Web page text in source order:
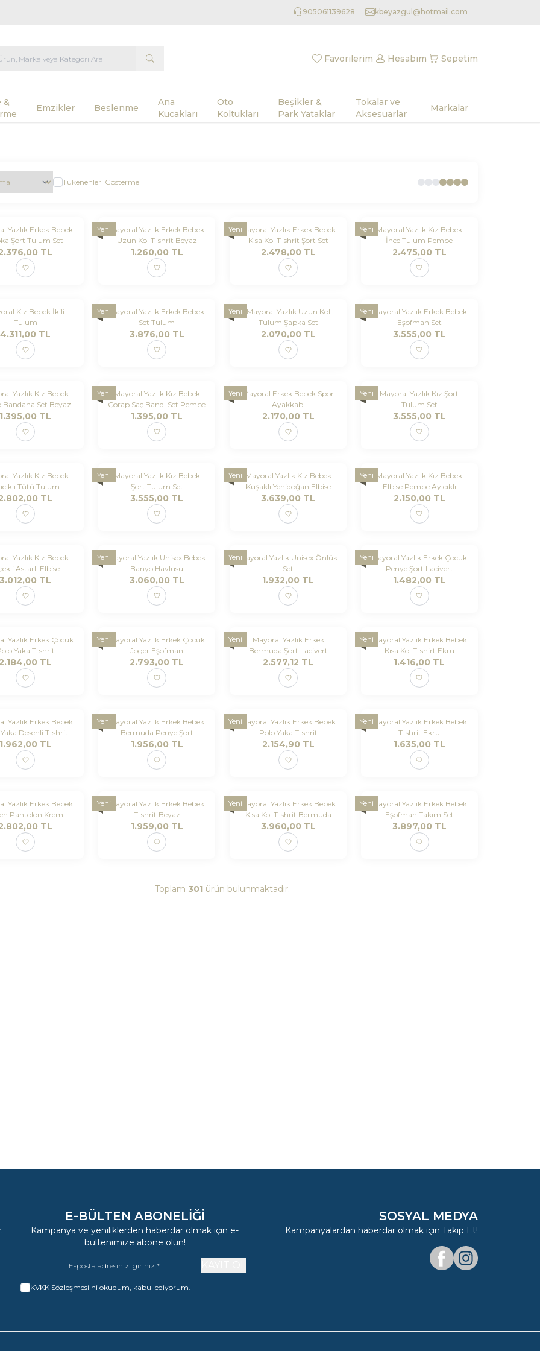
905061139628 kbeyazgul@hotmail.com
Favorilerim Hesabım Sepetim
&
Emzikler Beslenme
Ana
Kucakları
Oto
Koltukları
Beşikler &
Park Yataklar
Tokalar ve
Aksesuarlar
Markalar
Tükenenleri Gösterme
Yazlık Erkek Bebek
Şort Tulum Set
TL
YeniMayoral Yazlık Erkek Bebek
Uzun Kol T-shrit Beyaz
1.260,00 TL
YeniMayoral Yazlık Erkek Bebek
Kısa Kol T-shrit Şort Set
2.478,00 TL
Yeni Mayoral Yazlık Kız Bebek
İnce Tulum Pembe
2.475,00 TL
Kız Bebek İkili
Tulum
4.311,00 TL
YeniMayoral Yazlık Erkek Bebek
Set Tulum
3.876,00 TL
Yeni Mayoral Yazlık Uzun Kol
Tulum Şapka Set
2.070,00 TL
YeniMayoral Yazlık Erkek Bebek
Eşofman Set
3.555,00 TL
Yazlık Kız Bebek
Bandana Set Beyaz
1.395,00 TL
Yeni Mayoral Yazlık Kız Bebek
Çorap Saç Bandı Set Pembe
1.395,00 TL
Yeni Mayoral Erkek Bebek Spor
Ayakkabı
2.170,00 TL
Yeni
Mayoral Yazlık Kız Şort
Tulum Set
3.555,00 TL
Yazlık Kız Bebek
Tütü Tulum
TL
Yeni Mayoral Yazlık Kız Bebek
Şort Tulum Set
3.555,00 TL
Yeni Mayoral Yazlık Kız Bebek
Kuşaklı Yenidoğan Elbise
3.639,00 TL
Yeni Mayoral Yazlık Kız Bebek
Elbise Pembe Ayıcıklı
2.150,00 TL
Yazlık Kız Bebek
Astarlı Elbise
3.012,00 TL
YeniMayoral Yazlık Unisex Bebek
Banyo Havlusu
3.060,00 TL
YeniMayoral Yazlık Unisex Önlük
Set
1.932,00 TL
YeniMayoral Yazlık Erkek Çocuk
Penye Şort Lacivert
1.482,00 TL
Yazlık Erkek Çocuk
Yaka T-shrit
2.184,00 TL
YeniMayoral Yazlık Erkek Çocuk
Joger Eşofman
2.793,00 TL
Yeni
Mayoral Yazlık Erkek
Bermuda Şort Lacivert
2.577,12 TL
YeniMayoral Yazlık Erkek Bebek
Kısa Kol T-shirt Ekru
1.416,00 TL
Yazlık Erkek Bebek
Desenli T-shrit
1.962,00 TL
YeniMayoral Yazlık Erkek Bebek
Bermuda Penye Şort
1.956,00 TL
YeniMayoral Yazlık Erkek Bebek
Polo Yaka T-shrit
2.154,90 TL
YeniMayoral Yazlık Erkek Bebek
T-shrit Ekru
1.635,00 TL
Yazlık Erkek Bebek
Pantolon Krem
TL
YeniMayoral Yazlık Erkek Bebek
T-shrit Beyaz
1.959,00 TL
YeniMayoral Yazlık Erkek Bebek
Kısa Kol T-shrit Bermuda
Takım
3.960,00 TL
YeniMayoral Yazlık Erkek Bebek
Eşofman Takım Set
3.897,00 TL
Toplam301 ürün bulunmaktadır.
E-BÜLTEN ABONELIĞI
Kampanya ve yeniliklerden haberdar olmak için e-
bültenimize abone olun!
KVKK Sözleşmesi'ni okudum, kabul ediyorum.
SOSYAL MEDYA
Kampanyalardan haberdar olmak için Takip Et!
FacebookInstagram